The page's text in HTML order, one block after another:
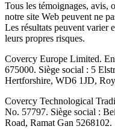
Tous les témoignages, avis,
notre site Web peuvent ne
Les résultats peuvent varier
leurs propres risques.
Covercy Europe Limited.
675000. Siège social : 5
Hertforshire, WD6 1JD,
Covercy Technological
No. 57797. Siège social :
Road, Ramat Gan 5268102.